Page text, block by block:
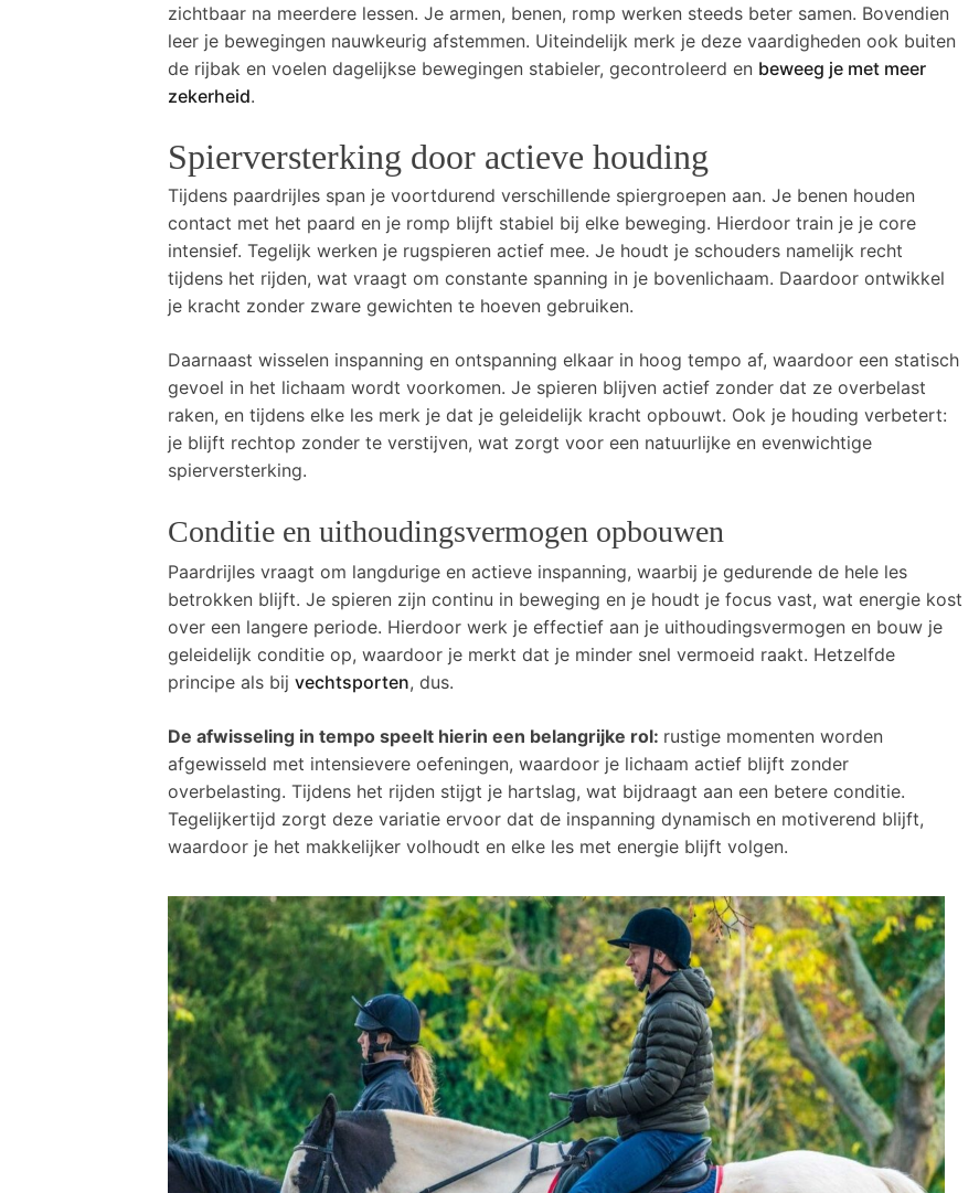
zichtbaar na meerdere lessen. Je armen, benen, romp werken steeds beter samen. Bovendien
leer je bewegingen nauwkeurig afstemmen. Uiteindelijk merk je deze vaardigheden ook buiten
de rijbak en voelen dagelijkse bewegingen stabieler, gecontroleerd en beweeg je met meer
zekerheid.
Spierversterking door actieve houding
Tijdens paardrijles span je voortdurend verschillende spiergroepen aan. Je benen houden
contact met het paard en je romp blijft stabiel bij elke beweging. Hierdoor train je je core
intensief. Tegelijk werken je rugspieren actief mee. Je houdt je schouders namelijk recht
tijdens het rijden, wat vraagt om constante spanning in je bovenlichaam. Daardoor ontwikkel
je kracht zonder zware gewichten te hoeven gebruiken.
Daarnaast wisselen inspanning en ontspanning elkaar in hoog tempo af, waardoor een statisch
gevoel in het lichaam wordt voorkomen. Je spieren blijven actief zonder dat ze overbelast
raken, en tijdens elke les merk je dat je geleidelijk kracht opbouwt. Ook je houding verbetert:
je blijft rechtop zonder te verstijven, wat zorgt voor een natuurlijke en evenwichtige
spierversterking.
Conditie en uithoudingsvermogen opbouwen
Paardrijles vraagt om langdurige en actieve inspanning, waarbij je gedurende de hele les
betrokken blijft. Je spieren zijn continu in beweging en je houdt je focus vast, wat energie kost
over een langere periode. Hierdoor werk je effectief aan je uithoudingsvermogen en bouw je
geleidelijk conditie op, waardoor je merkt dat je minder snel vermoeid raakt. Hetzelfde
principe als bij vechtsporten, dus.
De afwisseling in tempo speelt hierin een belangrijke rol: rustige momenten worden
afgewisseld met intensievere oefeningen, waardoor je lichaam actief blijft zonder
overbelasting. Tijdens het rijden stijgt je hartslag, wat bijdraagt aan een betere conditie.
Tegelijkertijd zorgt deze variatie ervoor dat de inspanning dynamisch en motiverend blijft,
waardoor je het makkelijker volhoudt en elke les met energie blijft volgen.